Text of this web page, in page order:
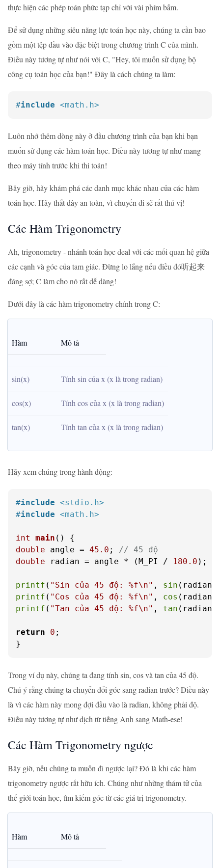
thực hiện các phép toán phức tạp chỉ với vài phím bấm.
Để sử dụng những siêu năng lực toán học này, chúng ta cần bao
gồm một tệp đầu vào đặc biệt trong chương trình C của mình.
Điều này tương tự như nói với C, "Hey, tôi muốn sử dụng bộ
công cụ toán học của bạn!" Đây là cách chúng ta làm:
#include <math.h>
Luôn nhớ thêm dòng này ở đầu chương trình của bạn khi bạn
muốn sử dụng các hàm toán học. Điều này tương tự như mang
theo máy tính trước khi thi toán!
Bây giờ, hãy khám phá các danh mục khác nhau của các hàm
toán học. Hãy thắt dây an toàn, vì chuyến đi sẽ rất thú vị!
Các Hàm Trigonometry
Ah, trigonometry - nhánh toán học deal với các mối quan hệ giữa
các cạnh và góc của tam giác. Đừng lo lắng nếu điều đó听起来
đáng sợ; C làm cho nó rất dễ dàng!
Dưới đây là các hàm trigonometry chính trong C:
Hàm Mô tả
sin(x) Tính sin của x (x là trong radian)
cos(x) Tính cos của x (x là trong radian)
tan(x) Tính tan của x (x là trong radian)
Hãy xem chúng trong hành động:
#include <stdio.h>
#include <math.h>
int main ()
double angle = 45.0 ; // 45 độ
double radian = angle * (M_PI / 180.0 );
printf ( "Sin của 45 độ: %f\n" , sin
printf ( "Cos của 45 độ: %f\n" , cos
printf ( "Tan của 45 độ: %f\n" , tan
return 0 ;
}
Trong ví dụ này, chúng ta đang tính sin, cos và tan của 45 độ.
Chú ý rằng chúng ta chuyển đổi góc sang radian trước? Điều này
là vì các hàm này mong đợi đầu vào là radian, không phải độ.
Điều này tương tự như dịch từ tiếng Anh sang Math-ese!
Các Hàm Trigonometry ngược
Bây giờ, nếu chúng ta muốn đi ngược lại? Đó là khi các hàm
trigonometry ngược rất hữu ích. Chúng như những thám tử của
thế giới toán học, tìm kiếm góc từ các giá trị trigonometry.
Hàm Mô tả